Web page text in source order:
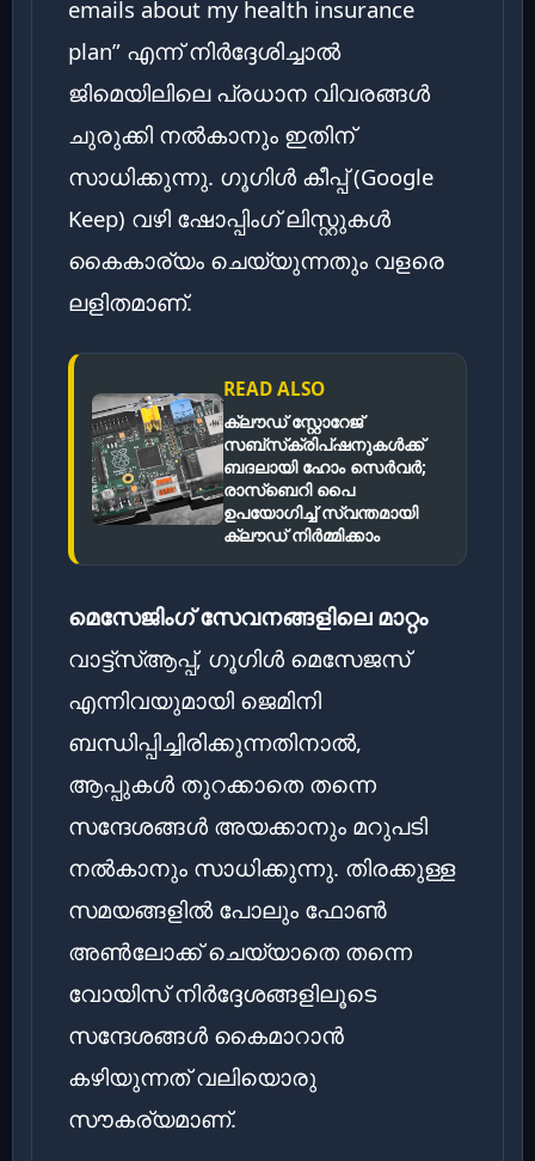
emails about my health insurance
plan” എന്ന് നിർദ്ദേശിച്ചാൽ
ജിമെയിലിലെ പ്രധാന വിവരങ്ങൾ
ചുരുക്കി നൽകാനും ഇതിന്
സാധിക്കുന്നു. ഗൂഗിൾ കീപ്പ് (Google
Keep) വഴി ഷോപ്പിംഗ് ലിസ്റ്റുകൾ
കൈകാര്യം ചെയ്യുന്നതും വളരെ
ലളിതമാണ്.
READ ALSO
ക്ലൗഡ് സ്റ്റോറേജ്
സബ്‌സ്‌ക്രിപ്‌ഷനുകൾക്ക്
ബദലായി ഹോം സെർവർ;
രാസ്‌ബെറി പൈ
ഉപയോഗിച്ച് സ്വന്തമായി
ക്ലൗഡ് നിർമ്മിക്കാം
മെസേജിംഗ് സേവനങ്ങളിലെ മാറ്റം
വാട്ട്‌സ്ആപ്പ്, ഗൂഗിൾ മെസേജസ്
എന്നിവയുമായി ജെമിനി
ബന്ധിപ്പിച്ചിരിക്കുന്നതിനാൽ,
ആപ്പുകൾ തുറക്കാതെ തന്നെ
സന്ദേശങ്ങൾ അയക്കാനും മറുപടി
നൽകാനും സാധിക്കുന്നു. തിരക്കുള്ള
സമയങ്ങളിൽ പോലും ഫോൺ
അൺലോക്ക് ചെയ്യാതെ തന്നെ
വോയിസ് നിർദ്ദേശങ്ങളിലൂടെ
സന്ദേശങ്ങൾ കൈമാറാൻ
കഴിയുന്നത് വലിയൊരു
സൗകര്യമാണ്.